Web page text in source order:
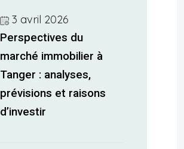
3 avril 2026
Perspectives du
marché immobilier à
Tanger : analyses,
prévisions et raisons
d’investir